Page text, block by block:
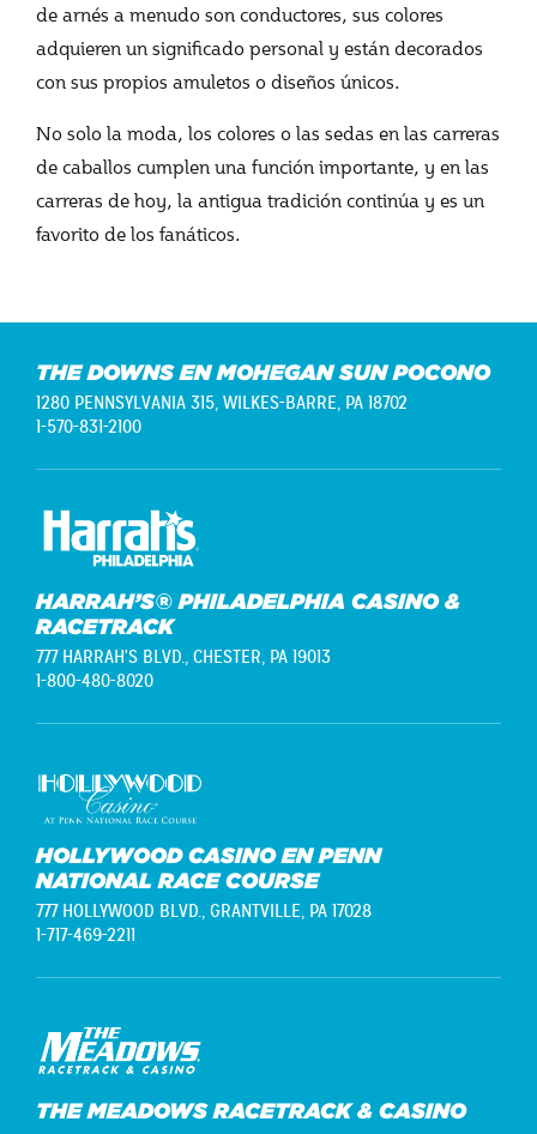
de arnés a menudo son conductores, sus colores
adquieren un significado personal y están decorados
con sus propios amuletos o diseños únicos.
No solo la moda, los colores o las sedas en las carreras
de caballos cumplen una función importante, y en las
carreras de hoy, la antigua tradición continúa y es un
favorito de los fanáticos.
THE DOWNS EN MOHEGAN SUN POCONO
1280 PENNSYLVANIA 315, WILKES-BARRE, PA 18702
1-570-831-2100
HARRAH’S® PHILADELPHIA CASINO &
RACETRACK
777 HARRAH'S BLVD., CHESTER, PA 19013
1-800-480-8020
HOLLYWOOD CASINO EN PENN
NATIONAL RACE COURSE
777 HOLLYWOOD BLVD., GRANTVILLE, PA 17028
1-717-469-2211
THE MEADOWS RACETRACK & CASINO